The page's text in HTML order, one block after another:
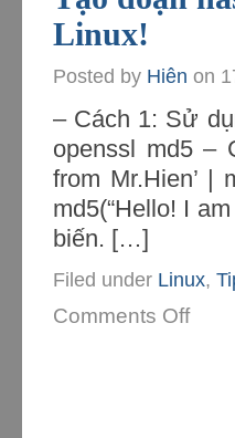
Linux!
Posted by Hiên on
– Cách 1: Sử
openssl md5 –
from Mr.Hien’ |
md5(“Hello! I
biến. […]
Filed under Linux,
Comments Off